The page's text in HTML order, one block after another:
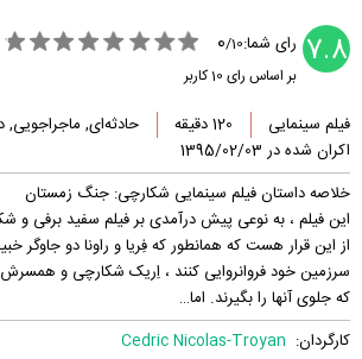
7.8 رای شما: 0/10
بر اساس رای 10کاربر
فیلم سینمایی 120 دقیقه
حادثه‌ای, ماجراجویی,
اکران شده در 1395/02/03
خلاصه داستان فیلم سینمایی شکارچی: جنگ زمستان
این فیلم ، به نوعی پیش درآمدی بر فیلم سفید برفی و
از این قرار هست که همانطور که فِریا و راونا دو جاوگر
سرزمین خود فروانروایی کنند ، اِریک شکارچی و
که جلوی آنها را بگیرند. اما…
کارگردان: Cedric Nicolas-Troyan